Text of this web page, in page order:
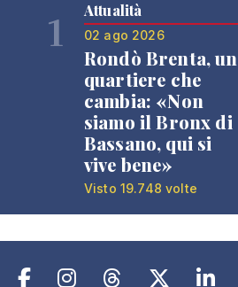
1 Attualità
02 ago 2026
Rondò Brenta, un
quartiere che
cambia: «Non
siamo il Bronx di
Bassano, qui si
vive bene»
Visto 19.748 volte